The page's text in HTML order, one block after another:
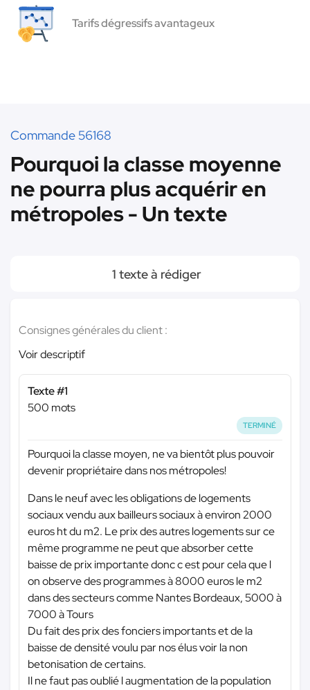
Tarifs dégressifs avantageux
Commande 56168
Pourquoi la classe moyenne
ne pourra plus acquérir en
métropoles - Un texte
1 texte à rédiger
Consignes générales du client :
Voir descriptif
Texte #1
500 mots
TERMINÉ
Pourquoi la classe moyen, ne va bientôt plus pouvoir
devenir propriétaire dans nos métropoles!
Dans le neuf avec les obligations de logements
sociaux vendu aux bailleurs sociaux à environ 2000
euros ht du m2. Le prix des autres logements sur ce
même programme ne peut que absorber cette
baisse de prix importante donc c est pour cela que l
on observe des programmes à 8000 euros le m2
dans des secteurs comme Nantes Bordeaux, 5000 à
7000 à Tours
Du fait des prix des fonciers importants et de la
baisse de densité voulu par nos élus voir la non
betonisation de certains.
Il ne faut pas oublié l augmentation de la population